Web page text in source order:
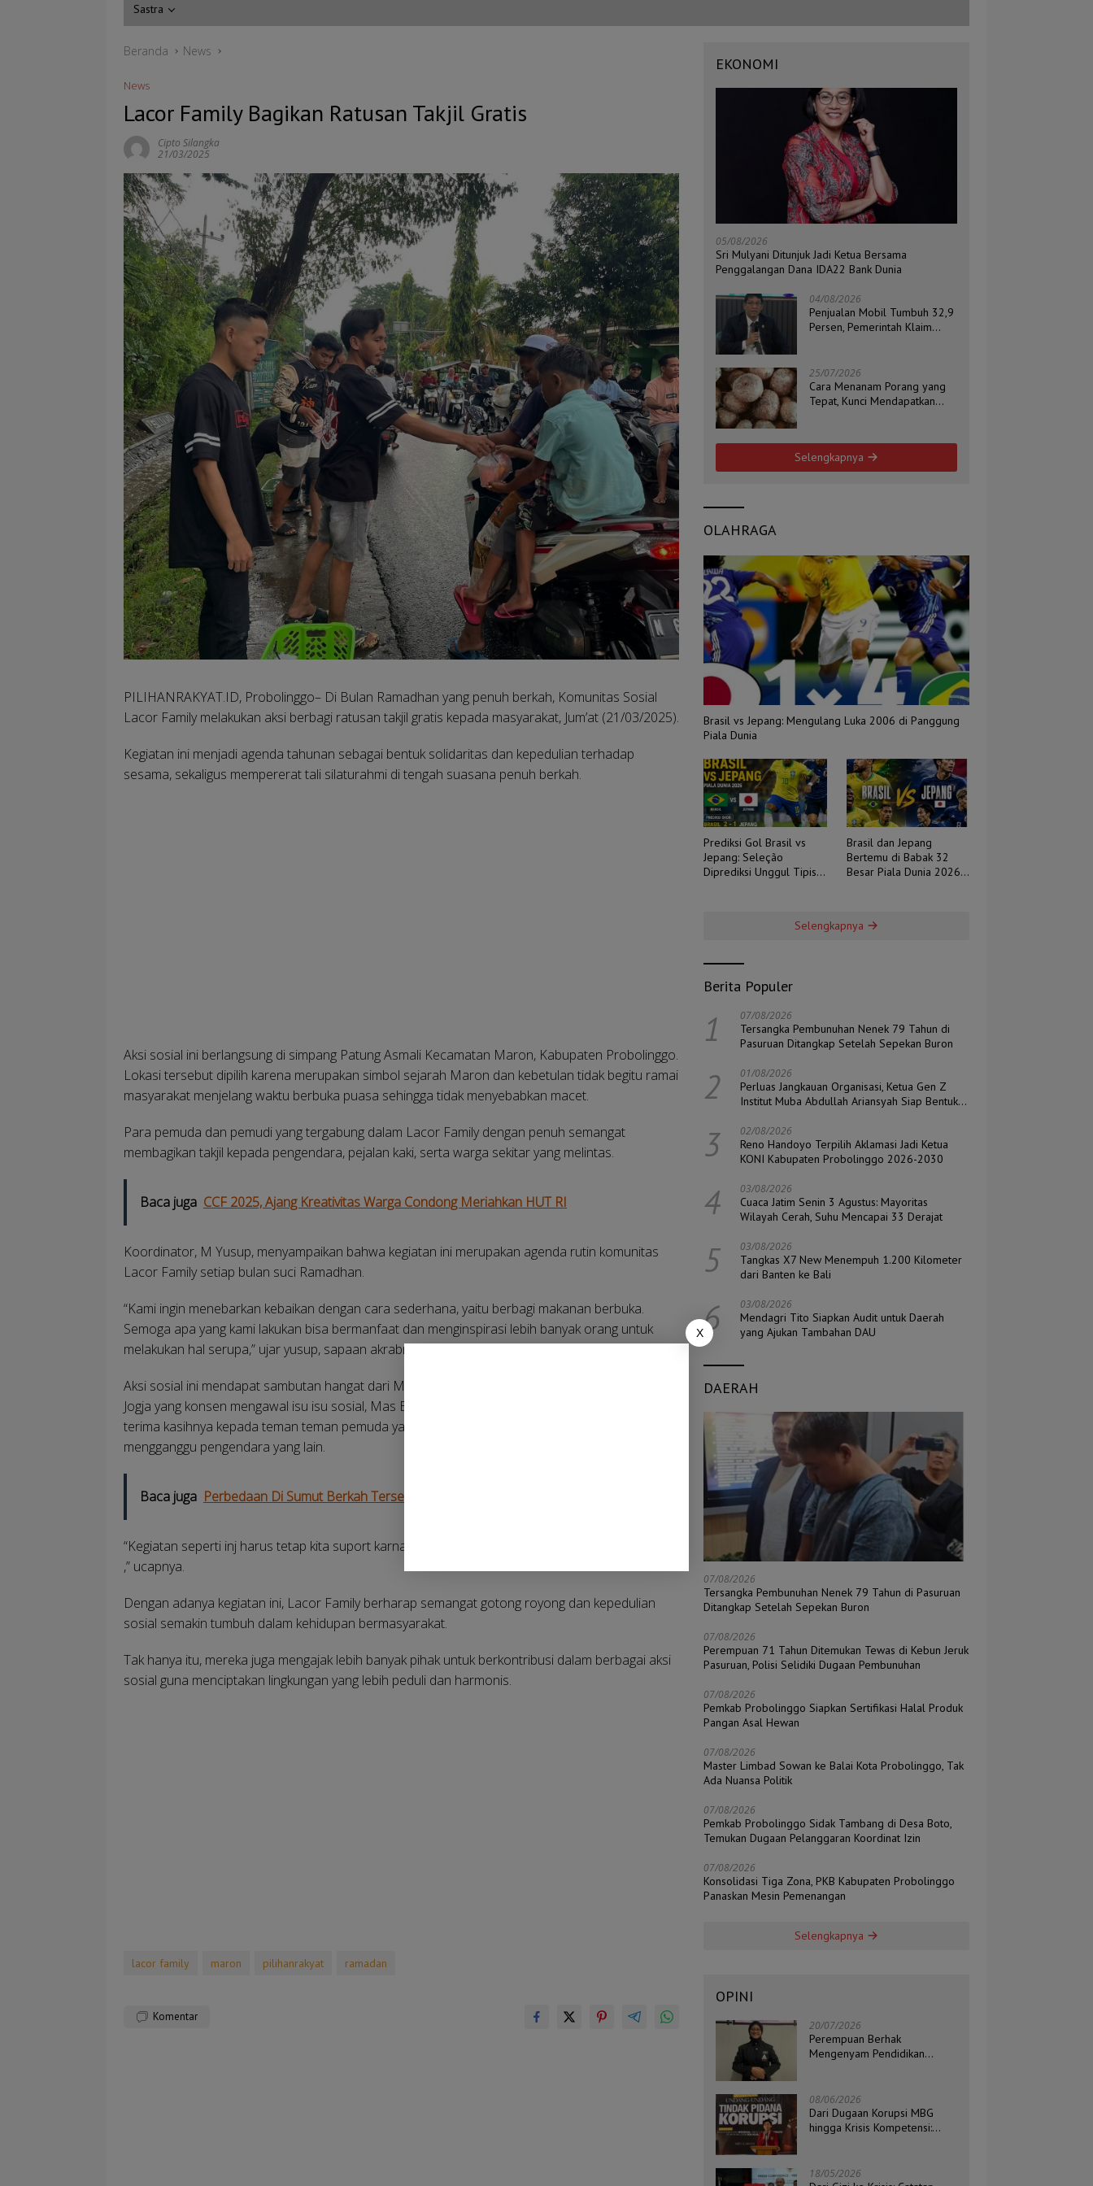
Sastra
Beranda News
News
Lacor Family Bagikan Ratusan Takjil Gratis
Cipto Silangka
21/03/2025
PILIHANRAKYAT.ID, Probolinggo– Di Bulan Ramadhan yang penuh berkah, Komunitas Sosial
Lacor Family melakukan aksi berbagi ratusan takjil gratis kepada masyarakat, Jum’at (21/03/2025).
Kegiatan ini menjadi agenda tahunan sebagai bentuk solidaritas dan kepedulian terhadap
sesama, sekaligus mempererat tali silaturahmi di tengah suasana penuh berkah.
Aksi sosial ini berlangsung di simpang Patung Asmali Kecamatan Maron, Kabupaten Probolinggo.
Lokasi tersebut dipilih karena merupakan simbol sejarah Maron dan kebetulan tidak begitu ramai
masyarakat menjelang waktu berbuka puasa sehingga tidak menyebabkan macet.
Para pemuda dan pemudi yang tergabung dalam Lacor Family dengan penuh semangat
membagikan takjil kepada pengendara, pejalan kaki, serta warga sekitar yang melintas.
Baca juga CCF 2025, Ajang Kreativitas Warga Condong Meriahkan HUT RI
Koordinator, M Yusup, menyampaikan bahwa kegiatan ini merupakan agenda rutin komunitas
Lacor Family setiap bulan suci Ramadhan.
“Kami ingin menebarkan kebaikan dengan cara sederhana, yaitu berbagi makanan berbuka.
Semoga apa yang kami lakukan bisa bermanfaat dan menginspirasi lebih banyak orang untuk
melakukan hal serupa,” ujar yusup, sapaan akrabnya.
Aksi sosial ini mendapat sambutan hangat dari Mas Badrul Kamal. Merupakan aktivis jebolan
Jogja yang konsen mengawal isu isu sosial, Mas Bad sapaan akrabnya mengungkapkan rasa
terima kasihnya kepada teman teman pemuda yang selalu konsisten menebar kebaikan dan tidak
mengganggu pengendara yang lain.
Baca juga Perbedaan Di Sumut Berkah Tersendiri
“Kegiatan seperti inj harus tetap kita suport karna penting untuk memper erat kesolidan pemuda
,” ucapnya.
Dengan adanya kegiatan ini, Lacor Family berharap semangat gotong royong dan kepedulian
sosial semakin tumbuh dalam kehidupan bermasyarakat.
Tak hanya itu, mereka juga mengajak lebih banyak pihak untuk berkontribusi dalam berbagai aksi
sosial guna menciptakan lingkungan yang lebih peduli dan harmonis.
lacor family maron pilihanrakyat ramadan
Komentar
EKONOMI
05/08/2026
Sri Mulyani Ditunjuk Jadi Ketua Bersama
Penggalangan Dana IDA22 Bank Dunia
04/08/2026
Penjualan Mobil Tumbuh 32,9
Persen, Pemerintah Klaim
25/07/2026
Cara Menanam Porang yang
Tepat, Kunci Mendapatkan
Selengkapnya
OLAHRAGA
Brasil vs Jepang: Mengulang Luka 2006 di Panggung
Piala Dunia
Prediksi Gol Brasil vs
Jepang: Seleção
Diprediksi Unggul Tipis,
Brasil dan Jepang
Bertemu di Babak 32
Besar Piala Dunia 2026,
Selengkapnya
Berita Populer
1 07/08/2026
Tersangka Pembunuhan Nenek 79 Tahun di
Pasuruan Ditangkap Setelah Sepekan Buron
2 01/08/2026
Perluas Jangkauan Organisasi, Ketua Gen Z
Institut Muba Abdullah Ariansyah Siap Bentuk
3 02/08/2026
Reno Handoyo Terpilih Aklamasi Jadi Ketua
KONI Kabupaten Probolinggo 2026-2030
4 03/08/2026
Cuaca Jatim Senin 3 Agustus: Mayoritas
Wilayah Cerah, Suhu Mencapai 33 Derajat
5 03/08/2026
Tangkas X7 New Menempuh 1.200 Kilometer
dari Banten ke Bali
6 03/08/2026
Mendagri Tito Siapkan Audit untuk Daerah
yang Ajukan Tambahan DAU
DAERAH
07/08/2026
Tersangka Pembunuhan Nenek 79 Tahun di Pasuruan
Ditangkap Setelah Sepekan Buron
07/08/2026
Perempuan 71 Tahun Ditemukan Tewas di Kebun Jeruk
Pasuruan, Polisi Selidiki Dugaan Pembunuhan
07/08/2026
Pemkab Probolinggo Siapkan Sertifikasi Halal Produk
Pangan Asal Hewan
07/08/2026
Master Limbad Sowan ke Balai Kota Probolinggo, Tak
Ada Nuansa Politik
07/08/2026
Pemkab Probolinggo Sidak Tambang di Desa Boto,
Temukan Dugaan Pelanggaran Koordinat Izin
07/08/2026
Konsolidasi Tiga Zona, PKB Kabupaten Probolinggo
Panaskan Mesin Pemenangan
Selengkapnya
OPINI
20/07/2026
Perempuan Berhak
Mengenyam Pendidikan
08/06/2026
Dari Dugaan Korupsi MBG
hingga Krisis Kompetensi:
Politik, Hukum, dan HAM
18/05/2026
X